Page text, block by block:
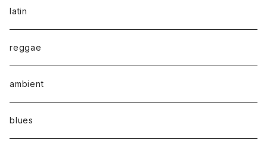
latin
reggae
ambient
blues